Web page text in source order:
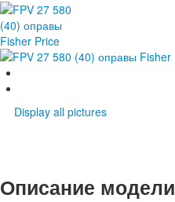
Display all pictures
Описание модели